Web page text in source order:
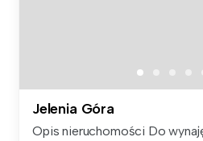
Jelenia Góra
Opis nieruchomości Do